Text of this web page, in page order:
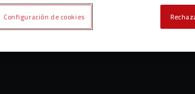
Configuración de cookies